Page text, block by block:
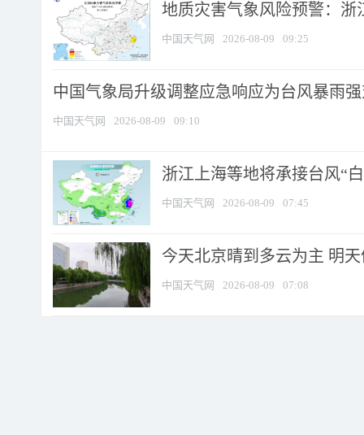
地质灾害气象风险预警：浙
中国天气网 2026-08-09 09:25
中国气象局升级调整应急响应为台风暴雨
中国天气网 2026-08-09 09:10
浙江上海等地将承接台风“
中国天气网 2026-08-09 07:45
今天北京晴到多云为主 明
中国天气网 2026-08-09 07:08